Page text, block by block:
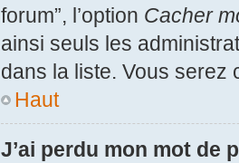
forum”, l’option Cacher
ainsi seuls les
dans la liste. Vous serez
Haut
J’ai perdu mon mot de